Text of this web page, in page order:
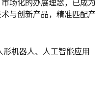
场化的办展理念，已成为
与创新产品，精准匹配产
机器人、人工智能应用